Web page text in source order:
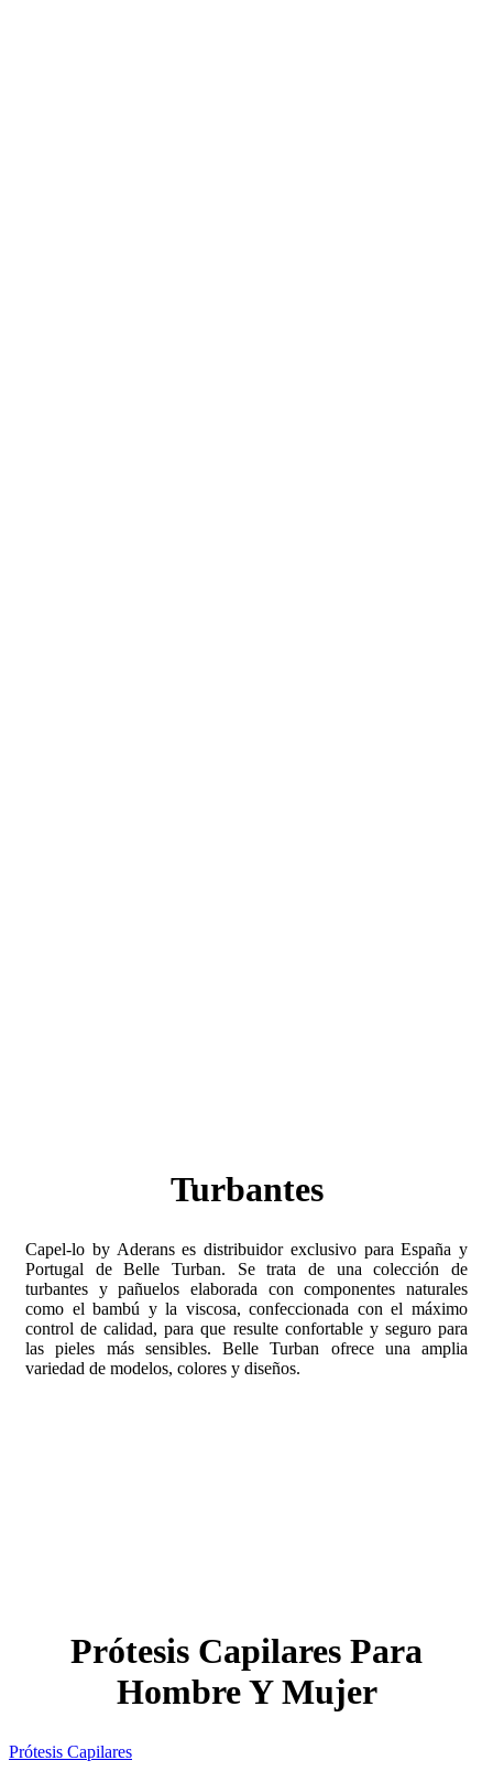
Turbantes
Capel-lo by Aderans es distribuidor exclusivo para España y
Portugal de Belle Turban. Se trata de una colección de
turbantes y pañuelos elaborada con componentes naturales
como el bambú y la viscosa, confeccionada con el máximo
control de calidad, para que resulte confortable y seguro para
las pieles más sensibles. Belle Turban ofrece una amplia
variedad de modelos, colores y diseños.
Prótesis Capilares Para
Hombre Y Mujer
Prótesis Capilares